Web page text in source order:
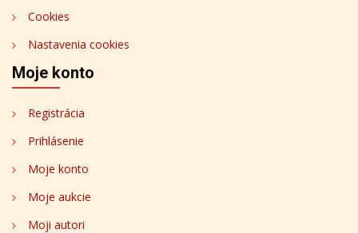
Cookies
Nastavenia cookies
Moje konto
Registrácia
Prihlásenie
Moje konto
Moje aukcie
Moji autori